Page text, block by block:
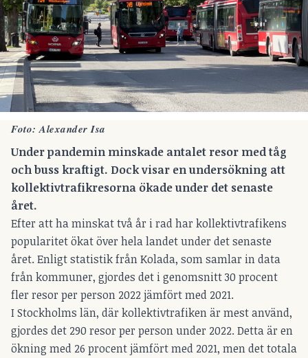
Foto: Alexander Isa
Under pandemin minskade antalet resor med tåg
och buss kraftigt. Dock visar en undersökning att
kollektivtrafikresorna ökade under det senaste
året.
Efter att ha minskat två år i rad har kollektivtrafikens
popularitet ökat över hela landet under det senaste
året. Enligt statistik från Kolada, som samlar in data
från kommuner, gjordes det i genomsnitt 30 procent
fler resor per person 2022 jämfört med 2021.
I Stockholms län, där kollektivtrafiken är mest använd,
gjordes det 290 resor per person under 2022. Detta är en
ökning med 26 procent jämfört med 2021, men det totala